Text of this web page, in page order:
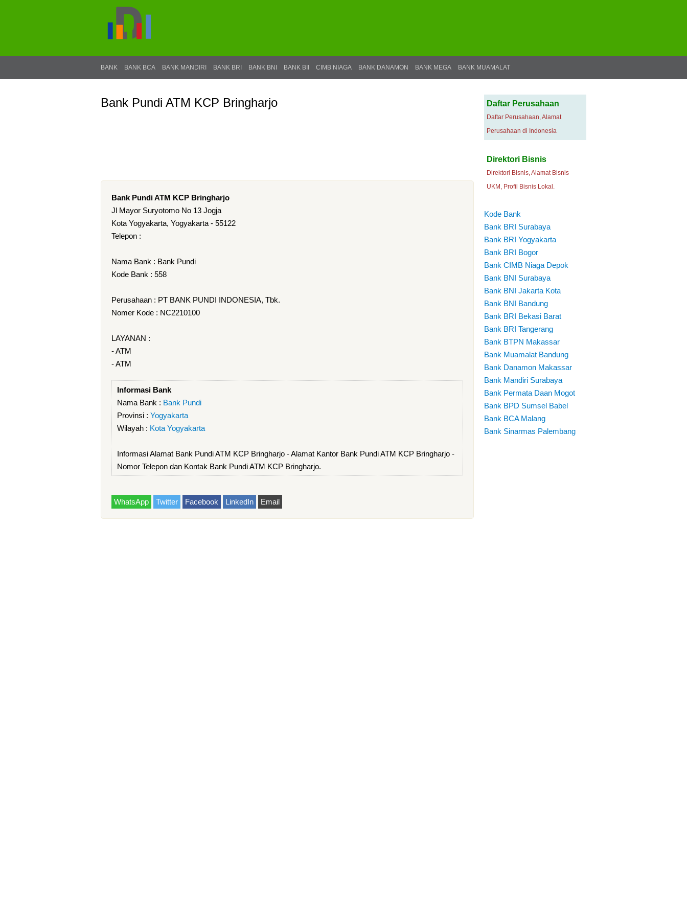
BANK BANK BCA BANK MANDIRI BANK BRI BANK BNI BANK BII CIMB NIAGA BANK DANAMON BANK MEGA BANK MUAMALAT
Bank Pundi ATM KCP Bringharjo
Bank Pundi ATM KCP Bringharjo
Jl Mayor Suryotomo No 13 Jogja
Kota Yogyakarta, Yogyakarta - 55122
Telepon :
Nama Bank : Bank Pundi
Kode Bank : 558
Perusahaan : PT BANK PUNDI INDONESIA, Tbk.
Nomer Kode : NC2210100
LAYANAN :
- ATM
- ATM
Informasi Bank
Nama Bank : Bank Pundi
Provinsi : Yogyakarta
Wilayah : Kota Yogyakarta
Informasi Alamat Bank Pundi ATM KCP Bringharjo - Alamat Kantor Bank Pundi ATM KCP Bringharjo -
Nomor Telepon dan Kontak Bank Pundi ATM KCP Bringharjo.
WhatsApp Twitter Facebook LinkedIn Email
Daftar Perusahaan
Daftar Perusahaan, Alamat
Perusahaan di Indonesia
Direktori Bisnis
Direktori Bisnis, Alamat Bisnis
UKM, Profil Bisnis Lokal.
Kode Bank
Bank BRI Surabaya
Bank BRI Yogyakarta
Bank BRI Bogor
Bank CIMB Niaga Depok
Bank BNI Surabaya
Bank BNI Jakarta Kota
Bank BNI Bandung
Bank BRI Bekasi Barat
Bank BRI Tangerang
Bank BTPN Makassar
Bank Muamalat Bandung
Bank Danamon Makassar
Bank Mandiri Surabaya
Bank Permata Daan Mogot
Bank BPD Sumsel Babel
Bank BCA Malang
Bank Sinarmas Palembang